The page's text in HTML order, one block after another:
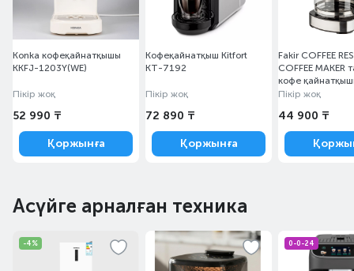
Konka кофеқайнатқышы
KKFJ-1203Y(WE)
Пікір жоқ
52 990 ₸
Қоржынға
Кофеқайнатқыш Kitfort
КТ-7192
Пікір жоқ
72 890 ₸
Қоржынға
Fakir COFFEE
COFFEE
кофе
41003318
Пікір жоқ
44 900 ₸
Асүйге арналған техника
-4% 0-0-24